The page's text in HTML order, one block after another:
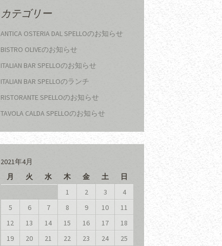
カテゴリー
ANTICA OSTERIA DAL SPELLOのお知らせ
BISTRO OLIVEのお知らせ
ITALIAN BAR SPELLOのお知らせ
ITALIAN BAR SPELLOのランチ
RISTORANTE SPELLOのお知らせ
TAVOLA CALDA SPELLOのお知らせ
2021年4月
月
火 水 木 金 土
日
1
2 3
4
5
6 7 8 9 10
11
12
13 14 15 16 17
18
19
20 21 22 23 24 25